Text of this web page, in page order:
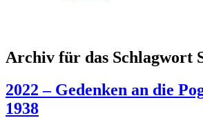
Archiv für das Schlagwort
2022 – Gedenken an die
1938